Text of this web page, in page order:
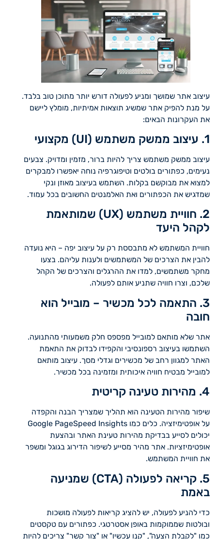
עיצוב אתר שמושך ומניע לפעולה דורש יותר מתוכן טוב בלבד.
על מנת להפיק אתר שמשיג תוצאות אמיתיות, מומלץ ליישם
את העקרונות הבאים:
1. עיצוב ממשק משתמש (UI) מקצועי
עיצוב ממשק משתמש צריך להיות ברור, מזמין ומדויק. צבעים
נעימים, כפתורים בולטים וטיפוגרפיה נוחה יאפשרו למבקרים
למצוא את מבוקשם בקלות. השתמש בעיצוב מאוזן ונקי
שמדגיש את הכפתורים ואת האלמנטים החשובים בכל עמוד.
2. חוויית משתמש (UX) שמותאמת
לקהל היעד
חוויית המשתמש לא מתבססת רק על עיצוב יפה – היא נועדה
להבין את הצרכים של המשתמשים ולענות עליהם. בצעו
מחקר משתמשים, למדו את ההרגלים והצרכים של הקהל
שלכם, וצרו חוויה שתניע אותם לפעולה.
3. התאמה לכל מכשיר – מובייל הוא
חובה
אתר שלא מותאם למובייל מפספס חלק משמעותי מהתנועה.
השתמשו בעיצוב רספונסיבי והקפידו לבדוק את התאמת
האתר למגוון רחב של מכשירים וגדלי מסך. עיצוב מותאם
למובייל מבטיח חוויה איכותית ומזמינה בכל מכשיר.
4. מהירות טעינה קריטית
שיפור מהירות הטעינה הוא תהליך שמצריך הבנה והקפדה
על אופטימיזציה. כלים כמו Google PageSpeed Insights
יכולים לסייע בבדיקת מהירות טעינת האתר ובהצעת
אופטימיזציות. אתר מהיר מסייע לשיפור הדירוג בגוגל ומשפר
את חוויית המשתמש.
5. קריאה לפעולה (CTA) שמניעה
באמת
כדי להניע לפעולה, יש להציג קריאות לפעולה מושכות
ובולטות שממוקמות באופן אסטרטגי. כפתורים עם טקסטים
כמו "לקבלת הצעה", "קנו עכשיו" או "צור קשר" צריכים להיות